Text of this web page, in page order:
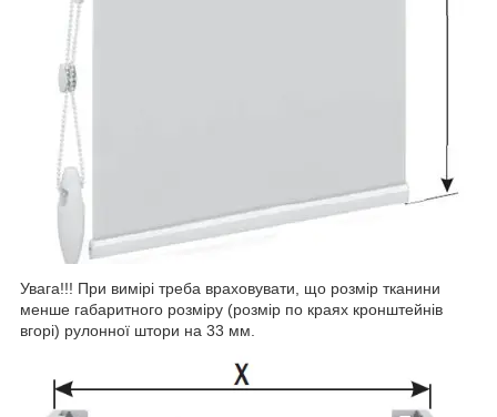
Увага!!! При вимірі треба враховувати, що розмір тканини
менше габаритного розміру (розмір по краях кронштейнів
вгорі) рулонної штори на 33 мм.